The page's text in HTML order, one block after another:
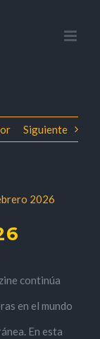
Siguiente
continúa
en el mundo
En esta